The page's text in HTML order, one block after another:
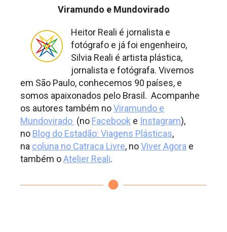
Viramundo e Mundovirado
Heitor Reali é jornalista e
fotógrafo e já foi engenheiro,
Silvia Reali é artista plástica,
jornalista e fotógrafa. Vivemos
em São Paulo, conhecemos 90 países, e
somos apaixonados pelo Brasil. Acompanhe
os autores também noViramundo e
Mundovirado (no Facebook e Instagram),
no Blog do Estadão: Viagens Plásticas,
na coluna no Catraca Livre, noViver Agora e
também oAtelier Reali.